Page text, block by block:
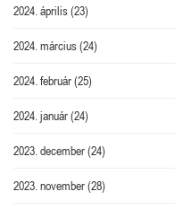
2024. április(23)
2024. március(24)
2024. február(25)
2024. január(24)
2023. december(24)
2023. november(28)